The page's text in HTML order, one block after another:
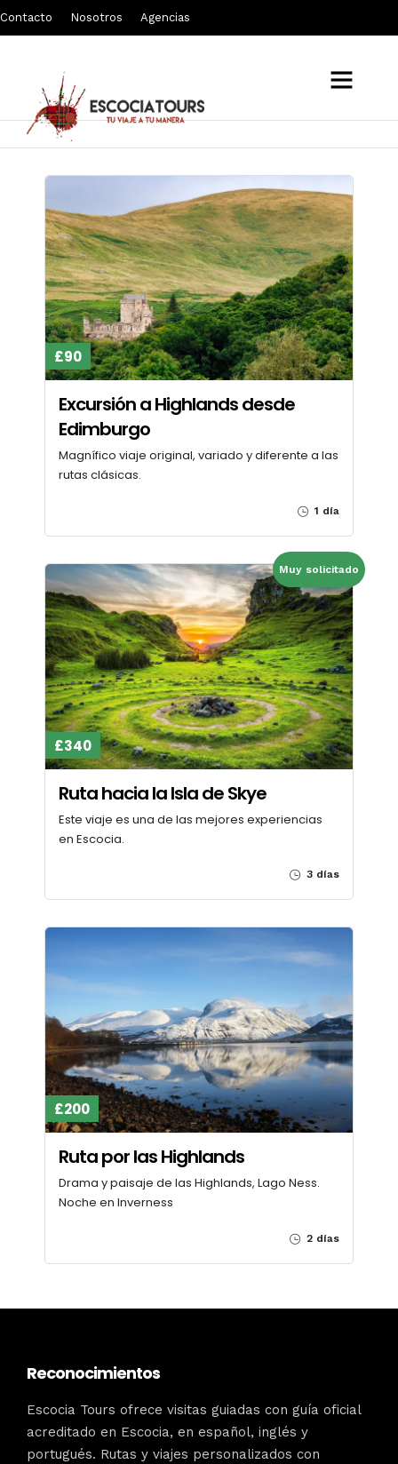
Contacto Nosotros Agencias
£90
Excursión a Highlands desde
Edimburgo
Magnífico viaje original, variado y diferente a las
rutas clásicas.
1 día
Muy solicitado
£340
Ruta hacia la Isla de Skye
Este viaje es una de las mejores experiencias
en Escocia.
3 días
£200
Ruta por las Highlands
Drama y paisaje de las Highlands, Lago Ness.
Noche en Inverness
2 días
Reconocimientos
Escocia Tours ofrece visitas guiadas con guía oficial
acreditado en Escocia, en español, inglés y
portugués. Rutas y viajes personalizados con